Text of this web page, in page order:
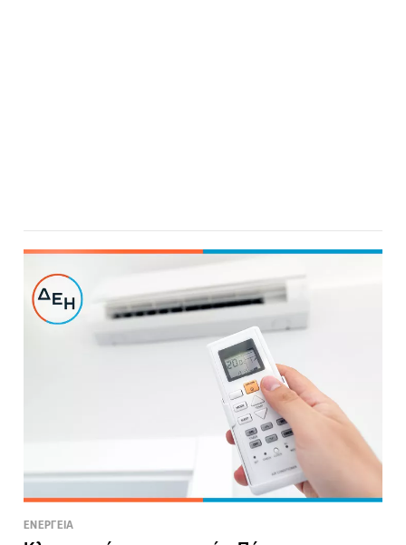
ΕΝΕΡΓΕΙΑ